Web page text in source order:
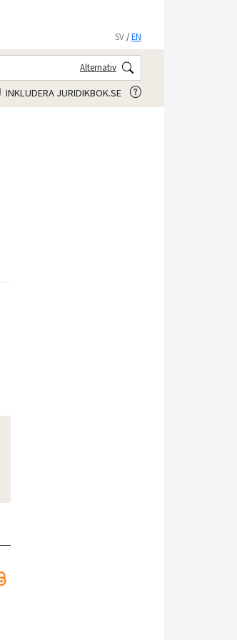
SV /EN
Alternativ
INKLUDERA JURIDIKBOK.SE